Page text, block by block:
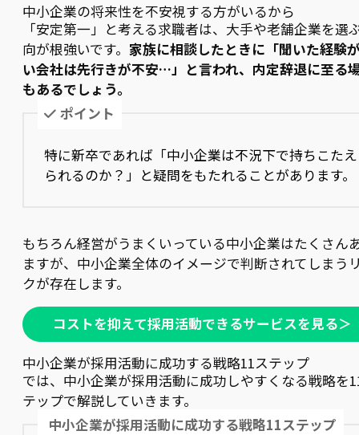
中小企業の将来性を不安視する方がいるから
「安定第一」と考える求職者は、大手や老舗企業を選
向が根強いです。 家族に相談したときに「聞いた経験
い会社は先行きが不安…」と言われ、内定辞退に至る
もあるでしょう。
ポイント
特に新卒であれば「中小企業は不況下で持ちこたえ
られるのか？」と疑問をもたれることがあります。
もちろん経営がうまくいっている中小企業はたくさん
ますが、中小企業全体のイメージで判断されてしまう
クが存在します。
コストを抑えて採用活動できるサービスを見る＞
中小企業が採用活動に成功する戦略11ステップ
では、中小企業が採用活動に成功しやすくなる戦略を
テップで解説していきます。
中小企業が採用活動に成功する戦略11ステップ